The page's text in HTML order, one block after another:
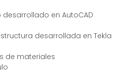
desarrollado en AutoCAD
desarrollada en Tekla
de materiales